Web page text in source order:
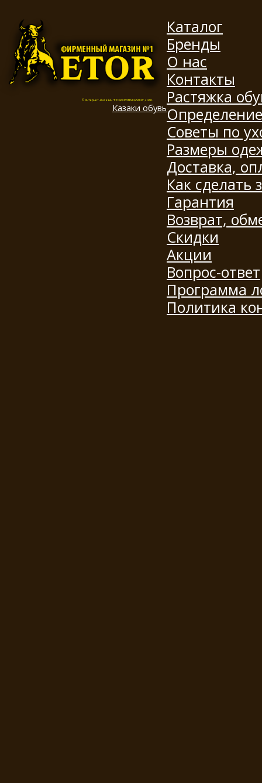
© Интернет-магазин "ETOR ОБУВЬ КАЗАКИ", 2026.
Казаки обувь
Каталог
Бренды
О нас
Контакты
Растяжка
Советы по
Размеры
Доставка,
Как сделать
Гарантия
Возврат,
Скидки
Акции
Вопрос-ответ
Программа
Политика